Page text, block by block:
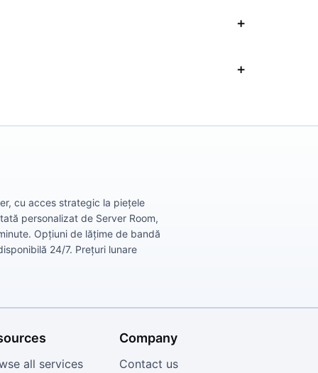
cu acces strategic la piețele
personalizat de Server Room,
Opțiuni de lățime de bandă
24/7. Prețuri lunare
all services
Company
Contact us